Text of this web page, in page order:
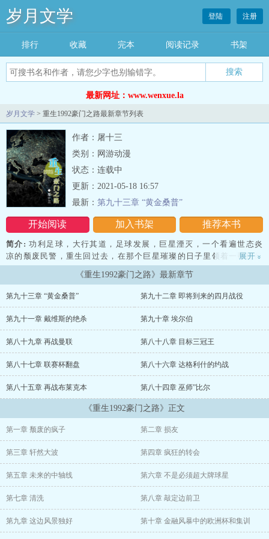
岁月文学 登陆 注册
排行 收藏 完本 阅读记录 书架
最新网址：www.wenxue.la
岁月文学 > 重生1992豪门之路最新章节列表
作者：屠十三
类别：网游动漫
状态：连载中
开始阅读 加入书架 推荐本书
更新：2021-05-18 16:57
最新： 第九十三章 “黄金桑普”
简介: 功利足球，大行其道，足球发展，巨星湮灭，一个看遍世态炎
凉的颓废民警，重生回过去，在那个巨星璀璨的日子里领着一帮巨星
在足球圈内肆无忌惮的故事。
展开 »
《重生1992豪门之路》最新章节
第九十三章 “黄金桑普” 第九十二章 即将到来的四月战役
第九十一章 戴维斯的绝杀 第九十章 埃尔伯
第八十九章 再战曼联 第八十八章 目标三冠王
第八十七章 联赛杯翻盘 第八十六章 达格利什的约战
第八十五章 再战布莱克本 第八十四章 巫师”比尔
《重生1992豪门之路》正文
第一章 颓废的疯子 第二章 损友
第三章 轩然大波 第四章 疯狂的转会
第五章 未来的中轴线 第六章 不是必须超大牌球星
第七章 清洗 第八章 敲定边前卫
第九章 这边风景独好 第十章 金融风暴中的欧洲杯和集训